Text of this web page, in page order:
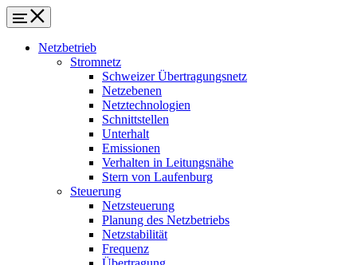
Netzbetrieb
Stromnetz
Schweizer Übertragungsnetz
Netzebenen
Netztechnologien
Schnittstellen
Unterhalt
Emissionen
Verhalten in Leitungsnähe
Stern von Laufenburg
Steuerung
Netzsteuerung
Planung des Netzbetriebs
Netzstabilität
Frequenz